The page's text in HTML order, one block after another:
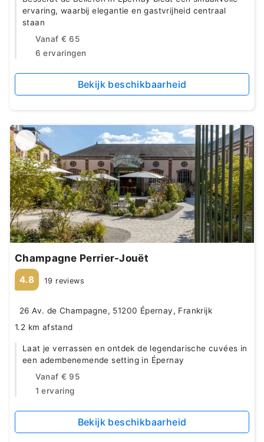
ervaring, waarbij elegantie en gastvrijheid centraal
staan
Vanaf € 65
6 ervaringen
Bekijk beschikbaarheid
Champagne Perrier-Jouët
4.8 19 reviews
26 Av. de Champagne, 51200 Épernay, Frankrijk
1.2 km afstand
Laat je verrassen en ontdek de legendarische cuvées in
een adembenemende setting in Épernay
Vanaf € 95
1 ervaring
Bekijk beschikbaarheid